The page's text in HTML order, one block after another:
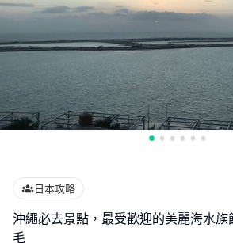
日本攻略
沖繩必去景點，最受歡迎的美麗海水
毛